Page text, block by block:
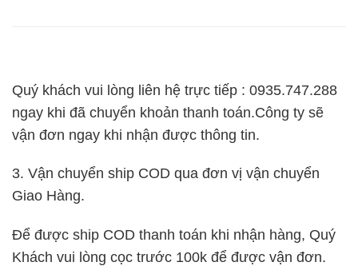
Quý khách vui lòng liên hệ trực tiếp : 0935.747.288
ngay khi đã chuyển khoản thanh toán.Công ty sẽ
vận đơn ngay khi nhận được thông tin.
3. Vận chuyển ship COD qua đơn vị vận chuyển
Giao Hàng.
Để được ship COD thanh toán khi nhận hàng, Quý
Khách vui lòng cọc trước 100k để được vận đơn.